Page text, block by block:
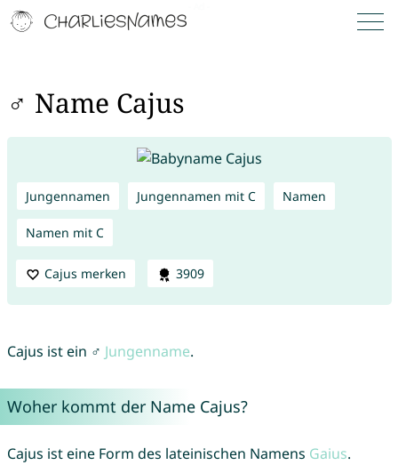
♂ Name Cajus
Jungennamen Jungennamen mit C Namen
Namen mit C
Cajus merken 3909
Cajus ist ein ♂ Jungenname.
Woher kommt der Name Cajus?
Cajus ist eine Form des lateinischen Namens Gaius.